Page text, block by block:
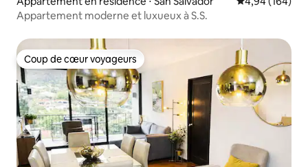
Appartement moderne et luxueux à S.S.
Coup de cœur voyageurs
Coup de cœur voyageurs